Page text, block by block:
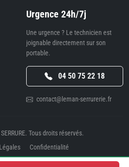
Urgence 24h/7j
Une urgence ? Le technicien est
joignable directement sur son
portable.
04 50 75 22 18
contact@leman-serrurerie.fr
. Tous droits réservés.
Confidentialité